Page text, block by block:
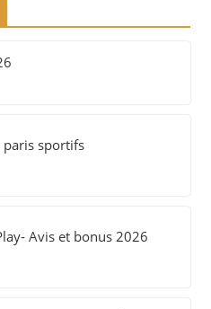
paris sportifs
Avis et bonus 2026